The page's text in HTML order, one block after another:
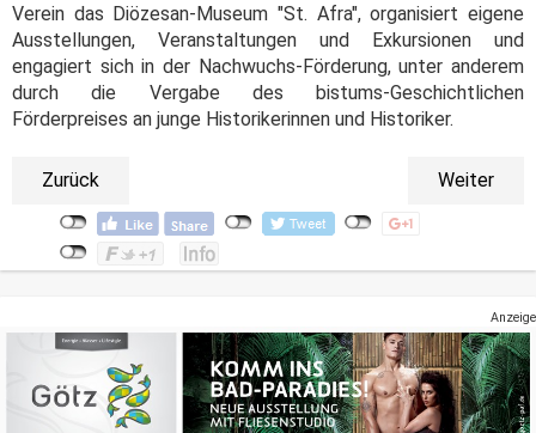
Verein das Diözesan-Museum "St. Afra", organisiert eigene
Ausstellungen, Veranstaltungen und Exkursionen und
engagiert sich in der Nachwuchs-Förderung, unter anderem
durch die Vergabe des bistums-Geschichtlichen
Förderpreises an junge Historikerinnen und Historiker.
Zurück Weiter
Anzeige